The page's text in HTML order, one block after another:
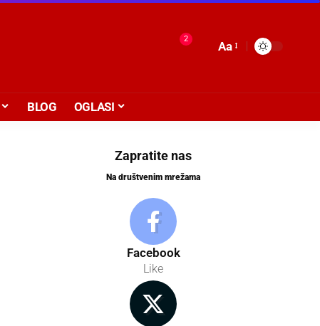
2
Aa
BLOG OGLASI
Zapratite nas
Na društvenim mrežama
Facebook
Like